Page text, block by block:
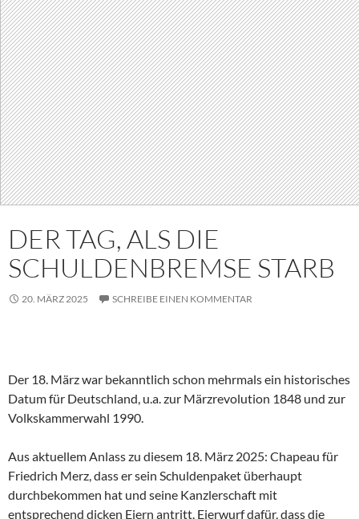
DER TAG, ALS DIE
SCHULDENBREMSE STARB
20. MÄRZ 2025 SCHREIBE EINEN KOMMENTAR
Der 18. März war bekanntlich schon mehrmals ein historisches
Datum für Deutschland, u.a. zur Märzrevolution 1848 und zur
Volkskammerwahl 1990.
Aus aktuellem Anlass zu diesem 18. März 2025: Chapeau für
Friedrich Merz, dass er sein Schuldenpaket überhaupt
durchbekommen hat und seine Kanzlerschaft mit
entsprechend dicken Eiern antritt. Eierwurf dafür, dass die